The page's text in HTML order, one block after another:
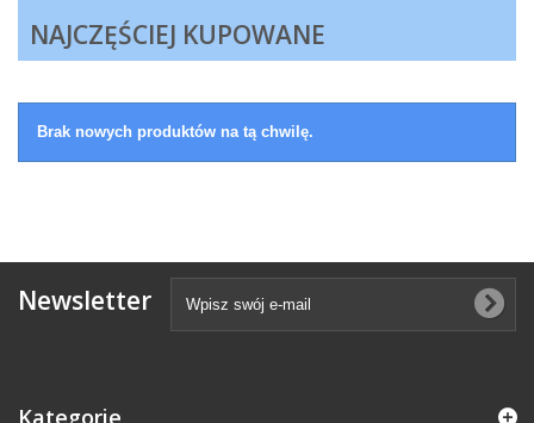
NAJCZĘŚCIEJ KUPOWANE
Brak nowych produktów na tą chwilę.
Newsletter
Kategorie